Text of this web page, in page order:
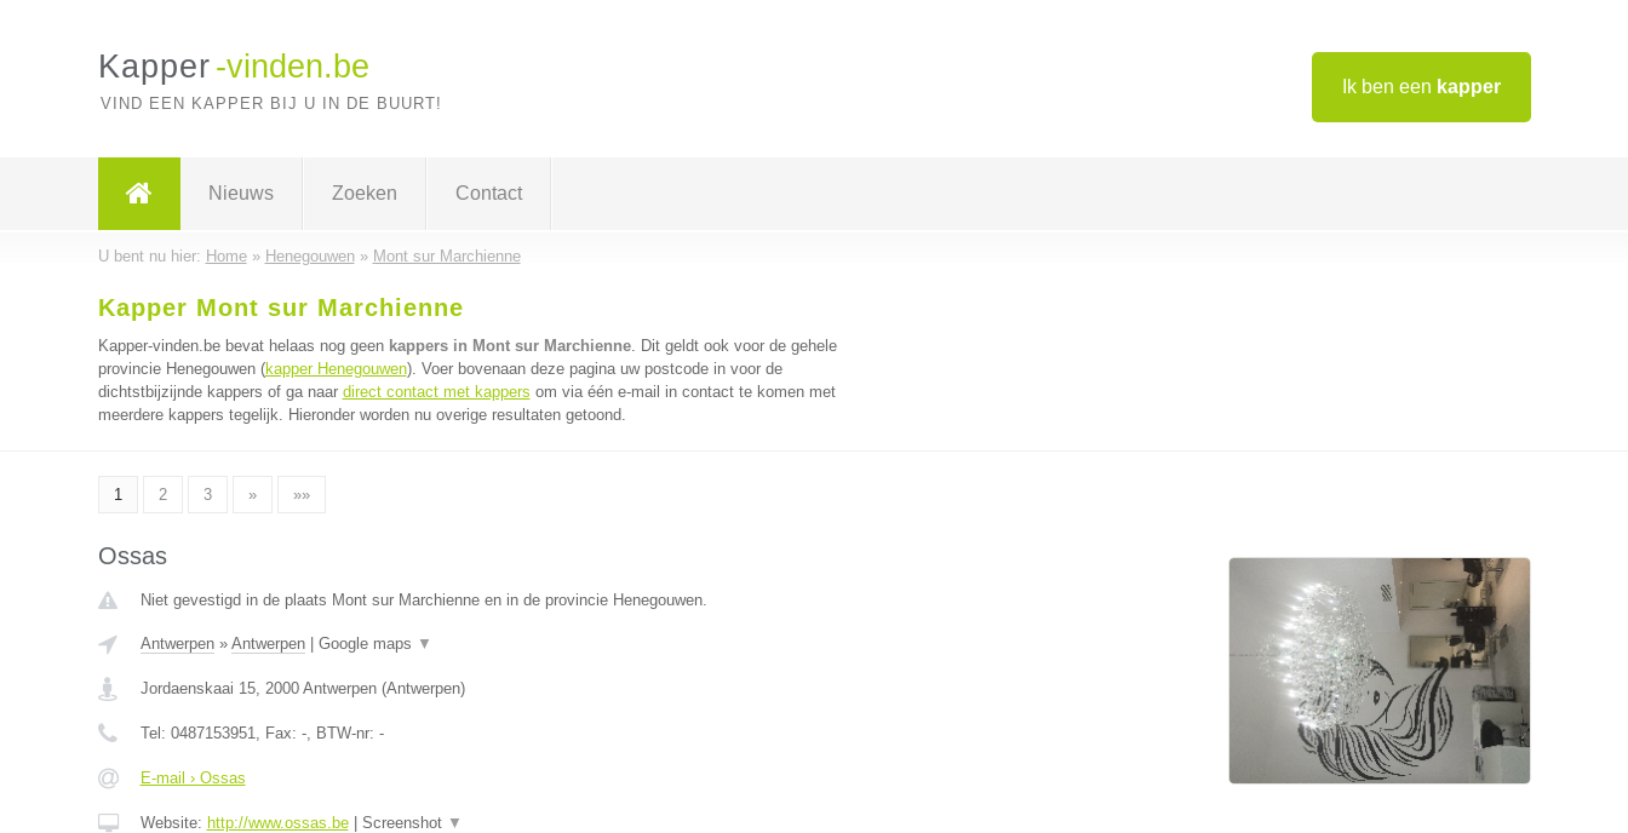
Ik ben een kapper
Kapper -vinden.be
VIND EEN KAPPER BIJ U IN DE BUURT!
Nieuws Zoeken Contact
U bent nu hier: Home» Henegouwen» Mont sur Marchienne
Kapper Mont sur Marchienne
Kapper-vinden.be bevat helaas nog geen kappers in Mont sur Marchienne. Dit geldt ook voor de gehele
provincie Henegouwen (kapper Henegouwen). Voer bovenaan deze pagina uw postcode in voor de
dichtstbijzijnde kappers of ga naar direct contact met kappers om via één e-mail in contact te komen met
meerdere kappers tegelijk. Hieronder worden nu overige resultaten getoond.
1 2 3 » »»
Ossas
Niet gevestigd in de plaats Mont sur Marchienne en in de provincie Henegouwen.
Antwerpen» Antwerpen| Google maps ▼
Jordaenskaai 15, 2000 Antwerpen(Antwerpen)
Tel: 0487153951, Fax: -, BTW-nr: -
E-mail › Ossas
Website: http://www.ossas.be| Screenshot ▼